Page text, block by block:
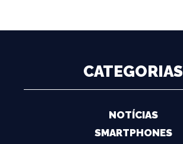
CATEGORIAS
NOTÍCIAS
SMARTPHONES